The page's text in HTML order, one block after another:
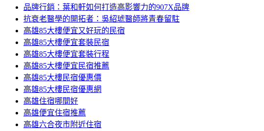
品牌行銷：葉和軒如何打造高影響力的907X品牌
抗衰老醫學的開拓者：吳紹琥醫師將青春留駐
高雄85大樓便宜又好玩的民宿
高雄85大樓便宜套裝民宿
高雄85大樓便宜套裝行程
高雄85大樓便宜民宿推薦
高雄85大樓民宿優惠價
高雄85大樓民宿優惠網
高雄住宿哪間好
高雄便宜住宿推薦
高雄六合夜市附近住宿